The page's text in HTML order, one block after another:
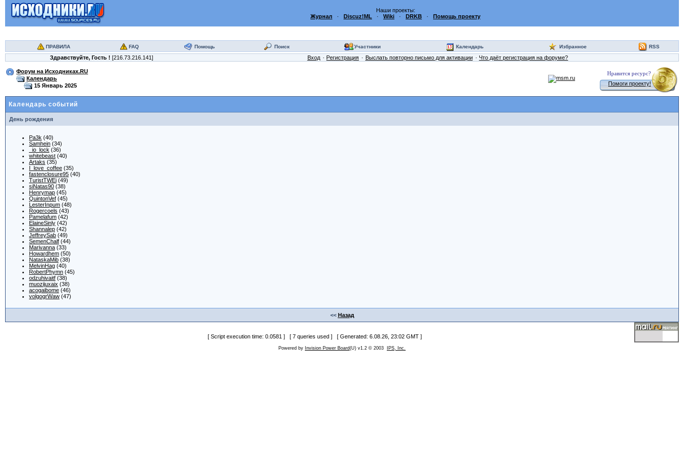
Наши проекты:
Журнал · Discuz!ML · Wiki · DRKB · Помощь проекту
ПРАВИЛА FAQ Помощь Поиск Участники Календарь Избранное RSS
Здравствуйте, Гость! [216.73.216.141] Вход Регистрация Выслать повторно письмо для активации Что даёт регистрация на форуме?
Форум на Исходниках.RU
Календарь
15 Январь 2025
Нравится ресурс?
Помоги проекту!
Календарь событий
День рождения
Pa3k (40)
Samhein (34)
_io_lock (36)
whitebeast (40)
Artaks (35)
I_love_coffee (35)
fastenclosure95 (40)
TuristTWEi (49)
siNatas90 (38)
Henrymap (45)
QuintonVef (45)
LesterInpum (48)
Rogercoels (43)
Pamelafum (42)
ElaineSinly (42)
Shannalep (42)
JeffreySab (49)
SemenChalf (44)
Marivanna (33)
Howardhem (50)
NataskaMib (38)
MelvinHag (40)
RobertPhymn (45)
odzuhivaitf (38)
muozijuxaix (38)
acogaibome (46)
volgogrWaw (47)
<< Назад
[ Script execution time: 0.0581 ] [ 7 queries used ] [ Generated: 6.08.26, 23:02 GMT ]
Powered by Invision Power Board(U) v1.2 © 2003 IPS, Inc.